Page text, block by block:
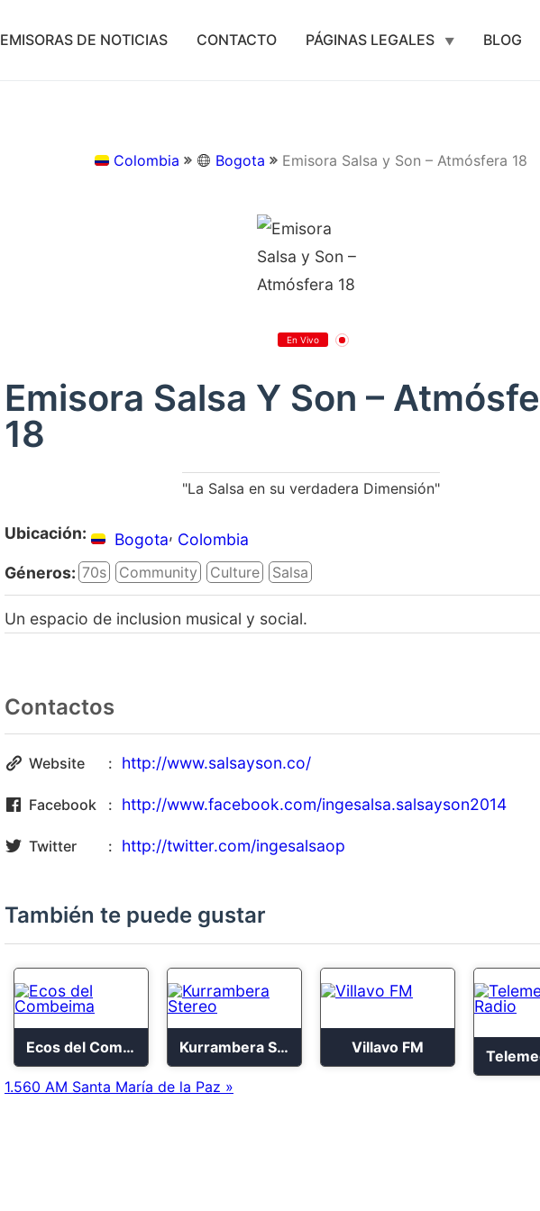
EMISORAS DE NOTICIAS CONTACTO PÁGINAS LEGALES BLOG
Colombia Bogota Emisora Salsa y Son – Atmósfera 18
En Vivo
Emisora Salsa Y Son –
18
"La Salsa en su verdadera Dimensión"
Ubicación: Bogota, Colombia
Géneros: 70s Community Culture Salsa
Un espacio de inclusion musical y social.
Contactos
Website http://www.salsayson.co/
Facebook http://www.facebook.com/ingesalsa.salsayson2014
Twitter http://twitter.com/ingesalsaop
También te puede gustar
Ecos del Combeima Kurrambera Stereo Villavo FM
1.560 AM Santa María de la Paz »